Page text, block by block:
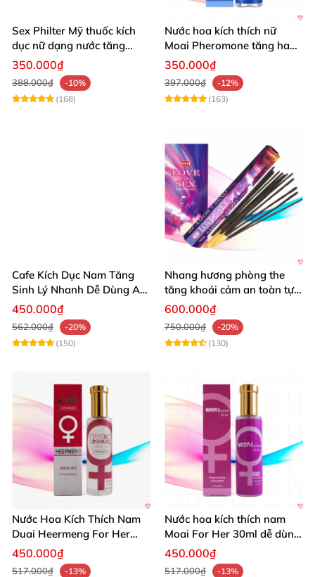
Sex Philter Mỹ thuốc kích
dục nữ dạng nước tăng
khoái cảm nhanh
350.000₫
388.000₫
-10%
(168)
Nước hoa kích thích nữ
Moai Pheromone tăng ham
muốn nhanh
350.000₫
397.000₫
-12%
(163)
Cafe Kích Dục Nam Tăng
Sinh Lý Nhanh Dễ Dùng An
Toàn
450.000₫
562.000₫
-20%
(150)
Nhang hương phòng the
tăng khoái cảm an toàn tự
nhiên
600.000₫
750.000₫
-20%
(130)
Nước Hoa Kích Thích Nam
Duai Heermeng For Her
29.5ml Quyến Rũ Hấp Dẫn
450.000₫
517.000₫
-13%
Nước hoa kích thích nam
Moai For Her 30ml dễ dùng
hiệu quả
450.000₫
517.000₫
-13%